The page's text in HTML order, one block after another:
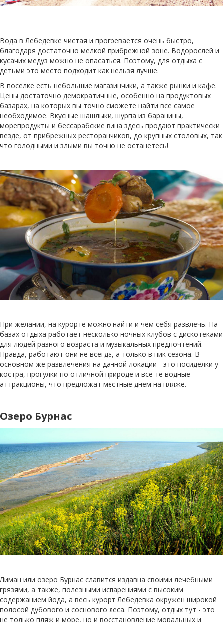
Вода в Лебедевке чистая и прогревается очень быстро,
благодаря достаточно мелкой прибрежной зоне. Водорослей и
кусачих медуз можно не опасаться. Поэтому, для отдыха с
детьми это место подходит как нельзя лучше.
В поселке есть небольшие магазинчики, а также рынки и кафе.
Цены достаточно демократичные, особенно на продуктовых
базарах, на которых вы точно сможете найти все самое
необходимое. Вкусные шашлыки, шурпа из баранины,
морепродукты и бессарабские вина здесь продают практически
везде, от прибрежных ресторанчиков, до крупных столовых, так
что голодными и злыми вы точно не останетесь!
При желании, на курорте можно найти и чем себя развлечь. На
базах отдыха работает несколько ночных клубов с дискотеками
для людей разного возраста и музыкальных предпочтений.
Правда, работают они не всегда, а только в пик сезона. В
основном же развлечения на данной локации - это посиделки у
костра, прогулки по отличной природе и все те водные
аттракционы, что предложат местные днем на пляже.
Озеро Бурнас
Лиман или озеро Бурнас славится издавна своими лечебными
грязями, а также, полезными испарениями с высоким
содержанием йода, а весь курорт Лебедевка окружен широкой
полосой дубового и соснового леса. Поэтому, отдых тут - это
не только пляж и море, но и восстановление моральных и